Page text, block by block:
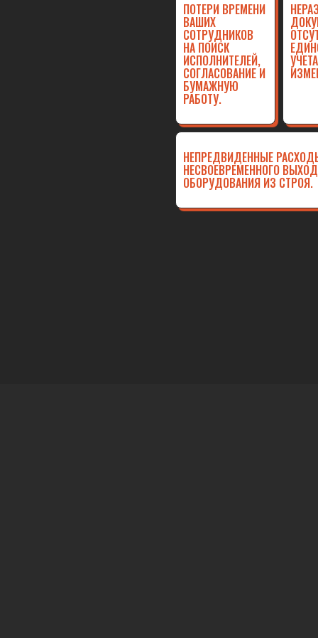
ПОТЕРИ ВРЕМЕНИ
ВАШИХ
СОТРУДНИКОВ
НА ПОИСК
ИСПОЛНИТЕЛЕЙ,
СОГЛАСОВАНИЕ И
БУМАЖНУЮ
РАБОТУ.
НЕПРЕДВИДЕННЫЕ
НЕСВОЕВРЕМЕННОГО
ОБОРУДОВАНИЯ ИЗ СТРОЯ.